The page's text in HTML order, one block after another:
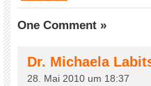
One Comment »
Dr. Michaela
28. Mai 2010 um 18:37